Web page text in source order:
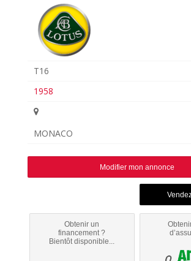
T16
1958
MONACO
Modifier mon annonce
Obtenir un
financement ?
Bientôt disponible...